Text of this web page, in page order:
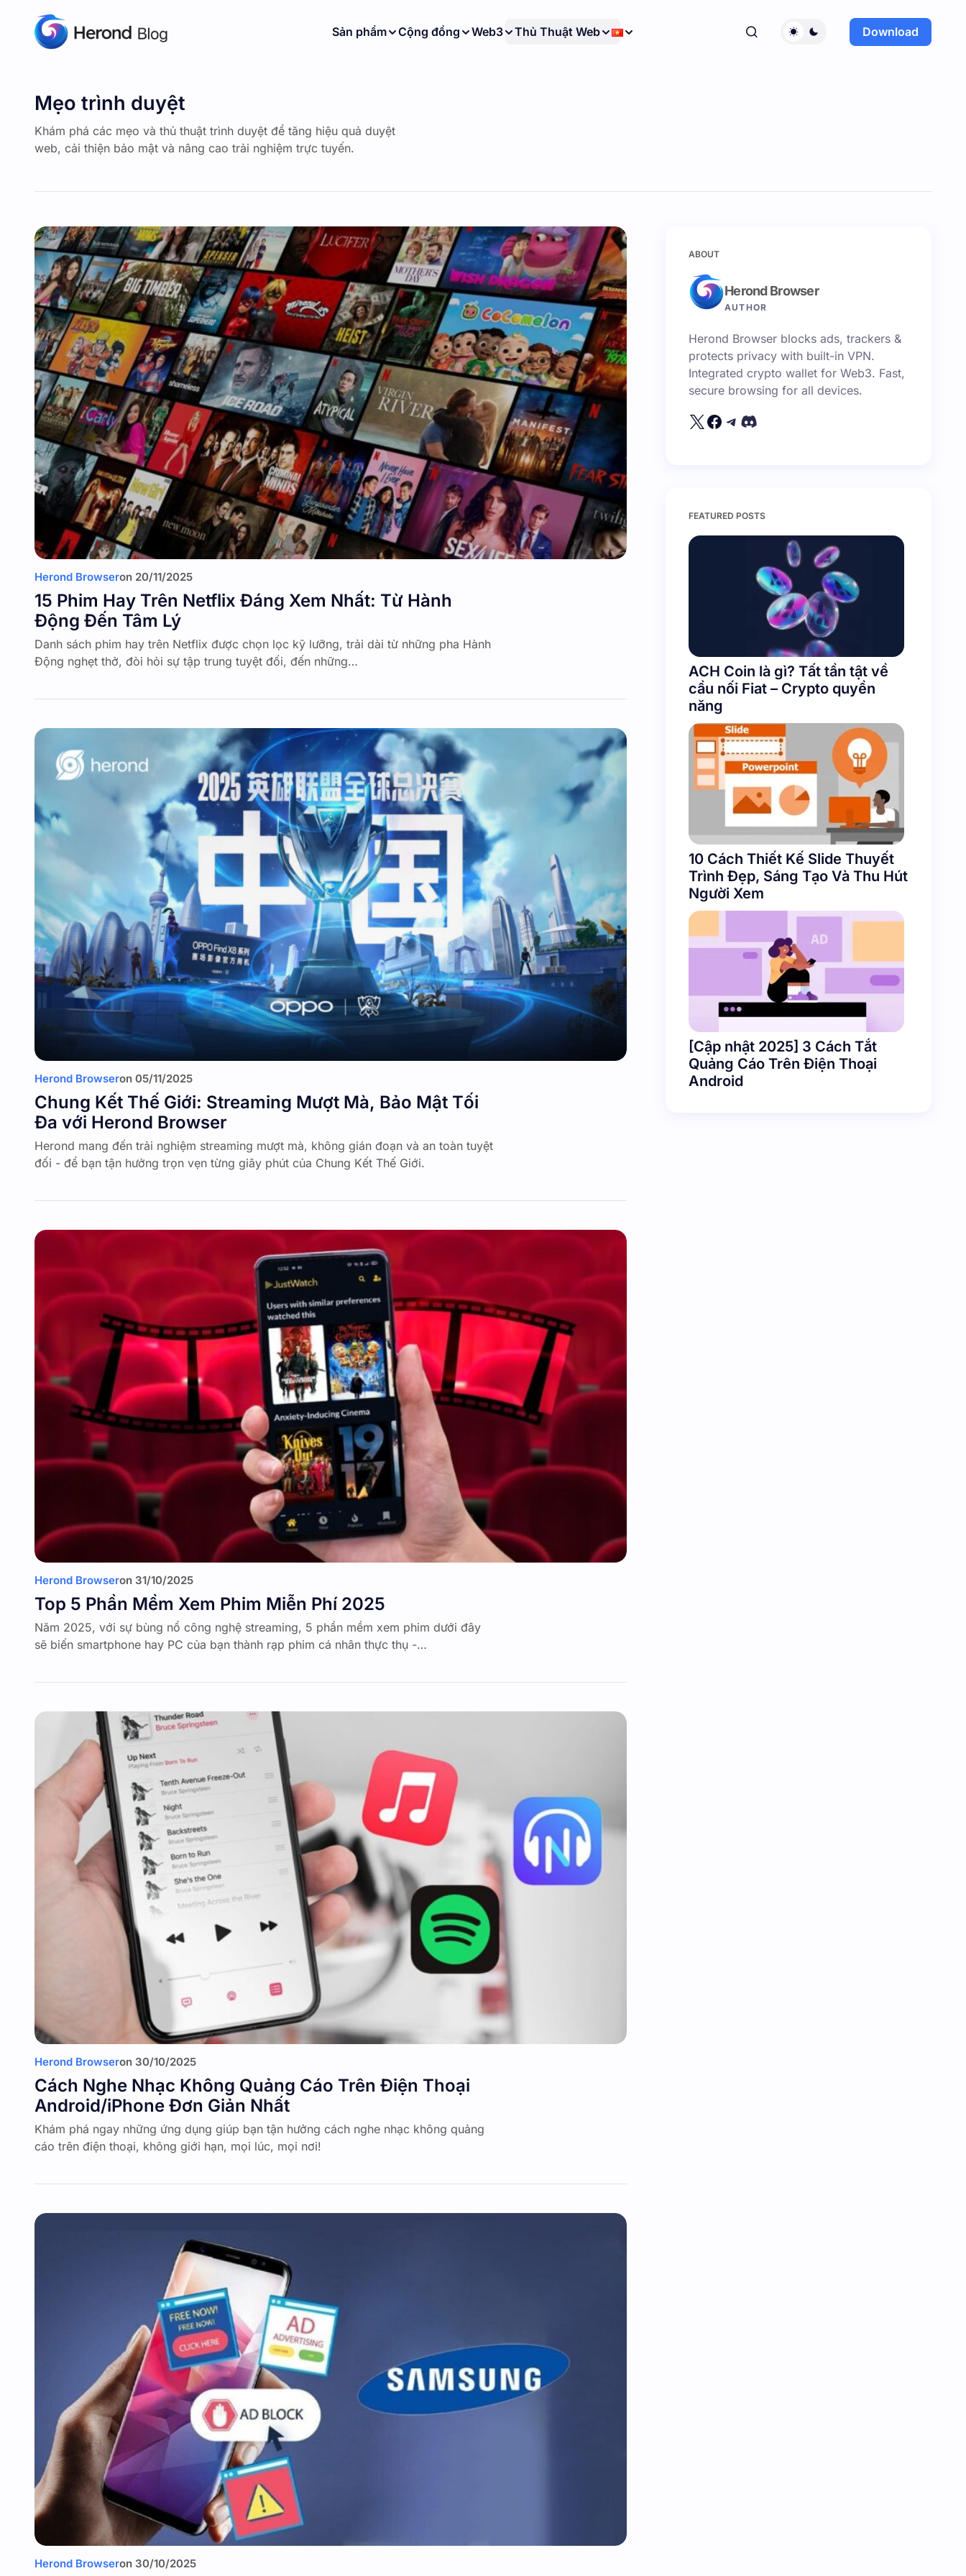
Sản phẩm Cộng đồng Web3 Thủ Thuật Web Download
Mẹo trình duyệt
Khám phá các mẹo và thủ thuật trình duyệt để tăng hiệu quả duyệt
web, cải thiện bảo mật và nâng cao trải nghiệm trực tuyến.
Herond Browseron 20/11/2025
15 Phim Hay Trên Netflix Đáng Xem Nhất: Từ Hành
Động Đến Tâm Lý
Danh sách phim hay trên Netflix được chọn lọc kỹ lưỡng, trải dài từ những pha Hành
Động nghẹt thở, đòi hỏi sự tập trung tuyệt đối, đến những…
Herond Browseron 05/11/2025
Chung Kết Thế Giới: Streaming Mượt Mà, Bảo Mật Tối
Đa với Herond Browser
Herond mang đến trải nghiệm streaming mượt mà, không gián đoạn và an toàn tuyệt
đối - để bạn tận hưởng trọn vẹn từng giây phút của Chung Kết Thế Giới.
Herond Browseron 31/10/2025
Top 5 Phần Mềm Xem Phim Miễn Phí 2025
Năm 2025, với sự bùng nổ công nghệ streaming, 5 phần mềm xem phim dưới đây
sẽ biến smartphone hay PC của bạn thành rạp phim cá nhân thực thụ -…
Herond Browseron 30/10/2025
Cách Nghe Nhạc Không Quảng Cáo Trên Điện Thoại
Android/iPhone Đơn Giản Nhất
Khám phá ngay những ứng dụng giúp bạn tận hưởng cách nghe nhạc không quảng
cáo trên điện thoại, không giới hạn, mọi lúc, mọi nơi!
Herond Browseron 30/10/2025
ABOUT
Herond Browser
AUTHOR
Herond Browser blocks ads, trackers &
protects privacy with built-in VPN.
Integrated crypto wallet for Web3. Fast,
secure browsing for all devices.
FEATURED POSTS
ACH Coin là gì? Tất tần tật về
cầu nối Fiat – Crypto quyền
năng
10 Cách Thiết Kế Slide Thuyết
Trình Đẹp, Sáng Tạo Và Thu Hút
Người Xem
[Cập nhật 2025] 3 Cách Tắt
Quảng Cáo Trên Điện Thoại
Android